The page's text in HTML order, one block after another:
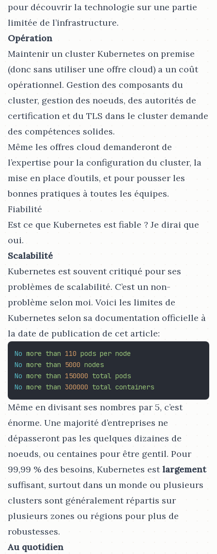
pour découvrir la technologie sur une partie
limitée de l’infrastructure.
Opération
Maintenir un cluster Kubernetes on premise
(donc sans utiliser une offre cloud) a un coût
opérationnel. Gestion des composants du
cluster, gestion des noeuds, des autorités de
certification et du TLS dans le cluster demande
des compétences solides.
Même les offres cloud demanderont de
l’expertise pour la configuration du cluster, la
mise en place d’outils, et pour pousser les
bonnes pratiques à toutes les équipes.
Fiabilité
Est ce que Kubernetes est fiable ? Je dirai que
oui.
Scalabilité
Kubernetes est souvent critiqué pour ses
problèmes de scalabilité. C’est un non-
problème selon moi. Voici les limites de
Kubernetes selon sa documentation officielle à
la date de publication de cet article:
No more than 110 pods per node
No more than 5000 nodes
No more than 150000 total
pods
No more than 300000 total containers
Même en divisant ses nombres par 5, c’est
énorme. Une majorité d’entreprises ne
dépasseront pas les quelques dizaines de
noeuds, ou centaines pour être gentil. Pour
99,99 % des besoins, Kubernetes estlargement
suffisant, surtout dans un monde ou plusieurs
clusters sont généralement répartis sur
plusieurs zones ou régions pour plus de
robustesses.
Au quotidien